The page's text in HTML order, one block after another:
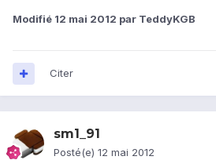
Modifié 12 mai 2012 par TeddyKGB
Citer
sm1_91
Posté(e) 12 mai 2012